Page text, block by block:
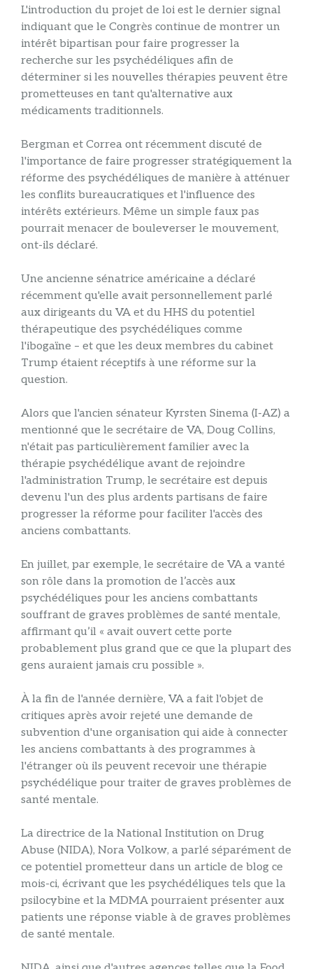
L'introduction du projet de loi est le dernier signal
indiquant que le Congrès continue de montrer un
intérêt bipartisan pour faire progresser la
recherche sur les psychédéliques afin de
déterminer si les nouvelles thérapies peuvent être
prometteuses en tant qu'alternative aux
médicaments traditionnels.
Bergman et Correa ont récemment discuté de
l'importance de faire progresser stratégiquement la
réforme des psychédéliques de manière à atténuer
les conflits bureaucratiques et l'influence des
intérêts extérieurs. Même un simple faux pas
pourrait menacer de bouleverser le mouvement,
ont-ils déclaré.
Une ancienne sénatrice américaine a déclaré
récemment qu'elle avait personnellement parlé
aux dirigeants du VA et du HHS du potentiel
thérapeutique des psychédéliques comme
l'ibogaïne – et que les deux membres du cabinet
Trump étaient réceptifs à une réforme sur la
question.
Alors que l'ancien sénateur Kyrsten Sinema (I-AZ) a
mentionné que le secrétaire de VA, Doug Collins,
n'était pas particulièrement familier avec la
thérapie psychédélique avant de rejoindre
l'administration Trump, le secrétaire est depuis
devenu l'un des plus ardents partisans de faire
progresser la réforme pour faciliter l'accès des
anciens combattants.
En juillet, par exemple, le secrétaire de VA a vanté
son rôle dans la promotion de l’accès aux
psychédéliques pour les anciens combattants
souffrant de graves problèmes de santé mentale,
affirmant qu’il « avait ouvert cette porte
probablement plus grand que ce que la plupart des
gens auraient jamais cru possible ».
À la fin de l'année dernière, VA a fait l'objet de
critiques après avoir rejeté une demande de
subvention d'une organisation qui aide à connecter
les anciens combattants à des programmes à
l'étranger où ils peuvent recevoir une thérapie
psychédélique pour traiter de graves problèmes de
santé mentale.
La directrice de la National Institution on Drug
Abuse (NIDA), Nora Volkow, a parlé séparément de
ce potentiel prometteur dans un article de blog ce
mois-ci, écrivant que les psychédéliques tels que la
psilocybine et la MDMA pourraient présenter aux
patients une réponse viable à de graves problèmes
de santé mentale.